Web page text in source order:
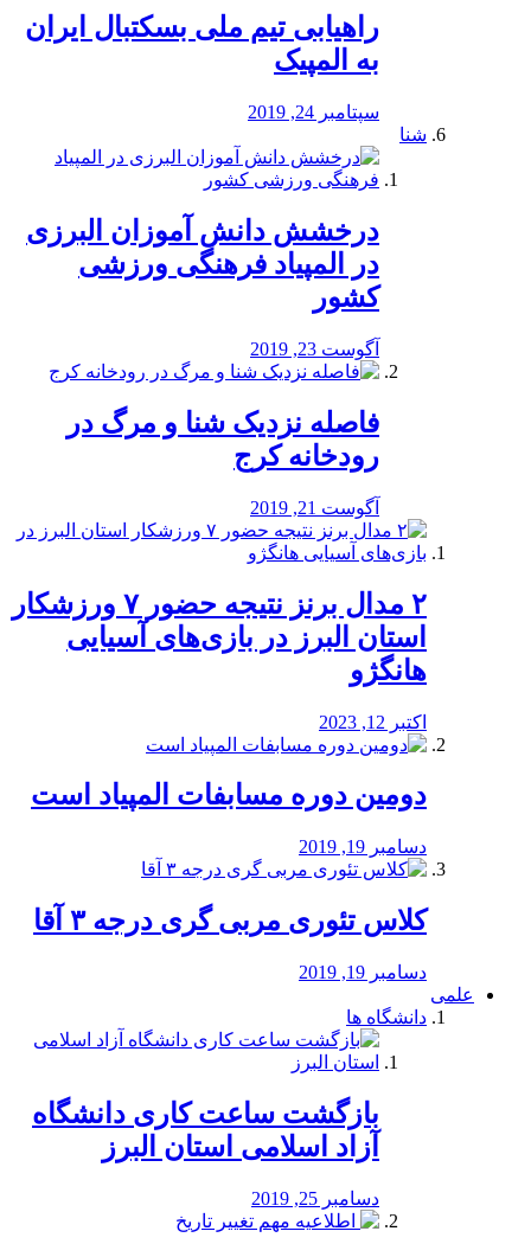
راهیابی تیم ملی بسکتبال ایران
به المپیک
سپتامبر 24, 2019
شنا
درخشش دانش آموزان البرزی
در المپیاد فرهنگی ورزشی
کشور
آگوست 23, 2019
️فاصله نزدیک شنا و مرگ در
رودخانه کرج
آگوست 21, 2019
۲ مدال برنز نتیجه حضور ۷ ورزشکار
استان البرز در بازی‌های آسیایی
هانگژو
اکتبر 12, 2023
دومین دوره مسابفات المپیاد است
دسامبر 19, 2019
کلاس تئوری مربی گری درجه ۳ آقا
دسامبر 19, 2019
علمی
دانشگاه ها
بازگشت ساعت کاری دانشگاه
آزاد اسلامی استان البرز
دسامبر 25, 2019